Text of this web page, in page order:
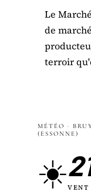
Le
de
terroir
MÉTÉO ·
(ESSONNE)
☀️